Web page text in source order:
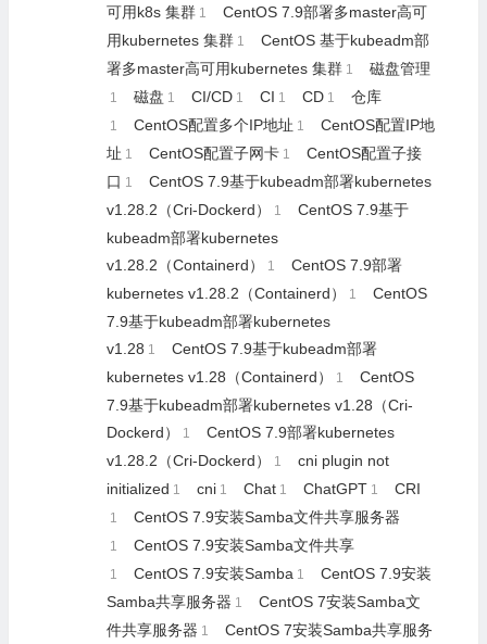
可用k8s 集群 1
CentOS 7.9部署多master高可
用kubernetes 集群 1
CentOS 基于kubeadm部
署多master高可用kubernetes 集群 1 磁盘管理
1 磁盘 1 CI/CD 1 CI 1 CD 1 仓库
1 CentOS配置多个IP地址 1
CentOS配置IP地
址 1 CentOS配置子网卡 1
CentOS配置子接
口 1
CentOS 7.9基于kubeadm部署kubernetes
v1.28.2（Cri-Dockerd）
1
CentOS 7.9基于
kubeadm部署kubernetes
v1.28.2（Containerd）
1
CentOS 7.9部署
kubernetes v1.28.2（Containerd）
1
CentOS
7.9基于kubeadm部署kubernetes
v1.28 1
CentOS 7.9基于kubeadm部署
kubernetes v1.28（Containerd）
1
CentOS
7.9基于kubeadm部署kubernetes v1.28（Cri-
Dockerd）
1
CentOS 7.9部署kubernetes
v1.28.2（Cri-Dockerd）
1
cni plugin not
initialized 1 cni 1 Chat 1 ChatGPT 1 CRI
1 CentOS 7.9安装Samba文件共享服务器
1 CentOS 7.9安装Samba文件共享
1 CentOS 7.9安装Samba 1
CentOS 7.9安装
Samba共享服务器 1
CentOS 7安装Samba文
件共享服务器 1
CentOS 7安装Samba共享服务